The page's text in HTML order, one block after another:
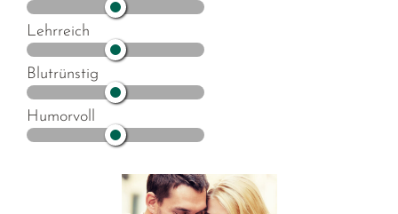
Lehrreich
Blutrünstig
Humorvoll